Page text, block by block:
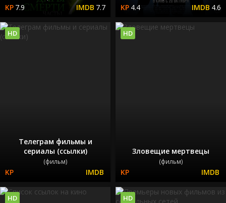
7.9 7.7 4.4 4.6
Телеграм фильмы и
сериалы (ссылки)
(фильм)
HD
Зловещие мертвецы
(фильм)
HD
HD HD